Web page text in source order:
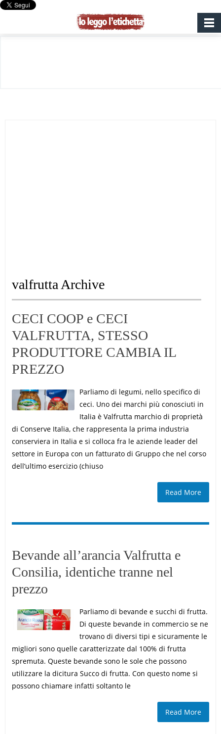
valfrutta Archive
CECI COOP e CECI
VALFRUTTA, STESSO
PRODUTTORE CAMBIA IL
PREZZO
Parliamo di legumi, nello specifico di
ceci. Uno dei marchi più conosciuti in
Italia è Valfrutta marchio di proprietà
di Conserve Italia, che rappresenta la prima industria
conserviera in Italia e si colloca fra le aziende leader del
settore in Europa con un fatturato di Gruppo che nel corso
dell’ultimo esercizio (chiuso
Read More
Bevande all’arancia Valfrutta e
Consilia, identiche tranne nel
prezzo
Parliamo di bevande e succhi di frutta.
Di queste bevande in commercio se ne
trovano di diversi tipi e sicuramente le
migliori sono quelle caratterizzate dal 100% di frutta
spremuta. Queste bevande sono le sole che possono
utilizzare la dicitura Succo di frutta. Con questo nome si
possono chiamare infatti soltanto le
Read More